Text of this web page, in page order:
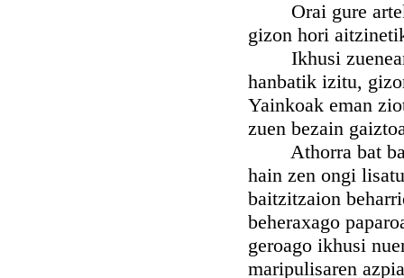
Orai gure
gizon hori
Ikhusi zuenean
hanbatik izitu,
Yainkoak eman
zuen bezain
Athorra bat
hain zen ongi
baitzitzaion
beheraxago
geroago ikhusi
maripulisaren